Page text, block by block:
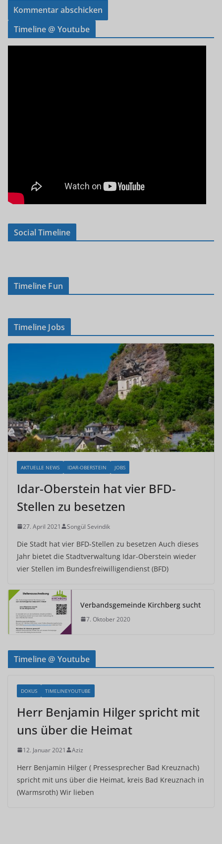
Timeline @ Youtube
Social Timeline
Timeline Fun
Timeline Jobs
AKTUELLE NEWS IDAR-OBERSTEIN JOBS
Idar-Oberstein hat vier BFD-
Stellen zu besetzen
27. April 2021 Songül Sevindik
Die Stadt hat vier BFD-Stellen zu besetzen Auch dieses
Jahr bietet die Stadtverwaltung Idar-Oberstein wieder
vier Stellen im Bundesfreiwilligendienst (BFD)
Verbandsgemeinde Kirchberg sucht
7. Oktober 2020
Timeline @ Youtube
DOKUS TIMELINEYOUTUBE
Herr Benjamin Hilger spricht mit
uns über die Heimat
12. Januar 2021 Aziz
Herr Benjamin Hilger ( Pressesprecher Bad Kreuznach)
spricht mit uns über die Heimat, kreis Bad Kreuznach in
(Warmsroth) Wir lieben